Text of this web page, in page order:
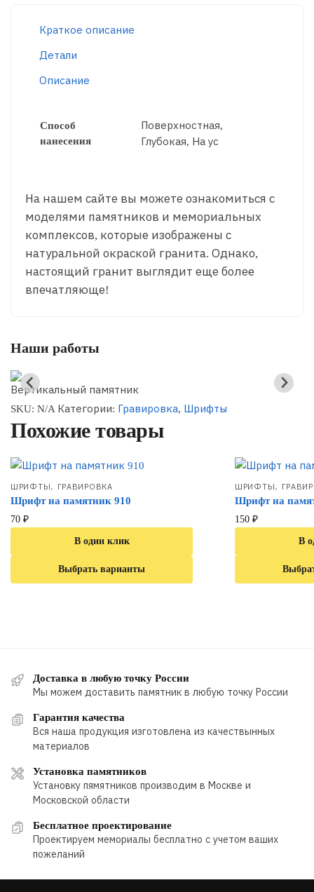
Краткое описание
Детали
Описание
Способ
нанесения
Поверхностная,
Глубокая, На ус
На нашем сайте вы можете ознакомиться с
моделями памятников и мемориальных
комплексов, которые изображены с
натуральной окраской гранита. Однако,
настоящий гранит выглядит еще более
впечатляюще!
Наши работы
Вертикальный памятник
SKU: N/A Категории: Гравировка, Шрифты
Похожие товары
ШРИФТЫ , ГРАВИРОВКА
Шрифт на памятник 910
70 ₽
В один клик
Выбрать варианты
ШРИФТЫ ,
Шрифт на
150 ₽
В
Доставка в любую точку России
Мы можем доставить памятник в любую точку России
Гарантия качества
Вся наша продукция изготовлена из качествынных
материалов
Установка памятников
Установку пямятников производим в Москве и
Московской области
Бесплатное проектирование
Проектируем мемориалы бесплатно с учетом ваших
пожеланий